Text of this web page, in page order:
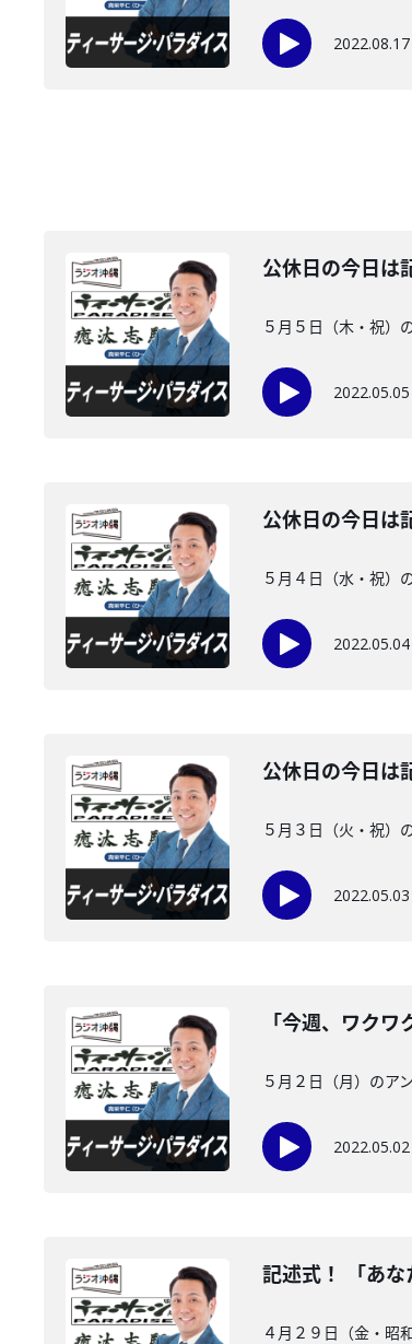
2022.08.17
公休日の今日は
５月５日（木・祝）
2022.05.05
公休日の今日は
５月４日（水・祝）
2022.05.04
公休日の今日は
５月３日（火・祝）
2022.05.03
「今週、ワクワ
５月２日（月）のア
2022.05.02
記述式！ 「あな
４月２９日（金・昭